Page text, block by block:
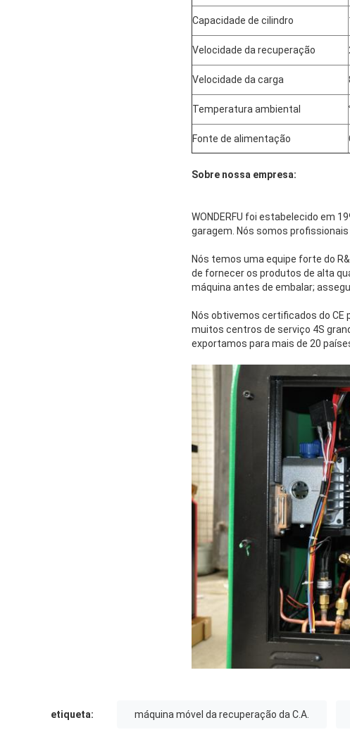
Capacidade de cilindro
Velocidade da recuperação
Velocidade da carga
Temperatura ambiental
Fonte de alimentação
Sobre nossa empresa:
WONDERFU foi estabelecido em
garagem. Nós somos
Nós temos uma equipe forte do
de fornecer os produtos de alta
máquina antes de embalar;
Nós obtivemos certificados do
muitos centros de serviço 4S
exportamos para mais de 20
etiqueta: máquina móvel da recuperação da C.A.